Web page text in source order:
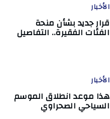
الأخبار
قرار جديد بشأن منحة
الفئات الفقيرة.. التفاصيل
الأخبار
هذا موعد انطلاق الموسم
السياحي الصحراوي